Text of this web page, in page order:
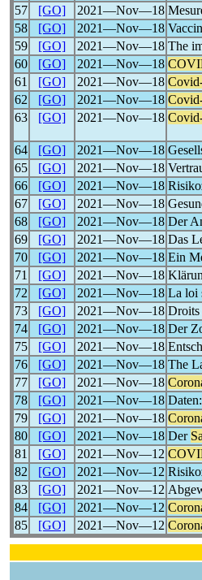
57
[GO] 2021―Nov―18
58
[GO] 2021―Nov―18
59
[GO] 2021―Nov―18 The
60
[GO] 2021―Nov―18
61
[GO] 2021―Nov―18
62
[GO] 2021―Nov―18
63
[GO] 2021―Nov―18
64
[GO] 2021―Nov―18
65
[GO] 2021―Nov―18
66
[GO] 2021―Nov―18
67
[GO] 2021―Nov―18
68
[GO] 2021―Nov―18 Der
69
[GO] 2021―Nov―18 Das
70
[GO] 2021―Nov―18 Ein
71
[GO] 2021―Nov―18
72
[GO] 2021―Nov―18 La loi
73
[GO] 2021―Nov―18 Droits
74
[GO] 2021―Nov―18 Der
75
[GO] 2021―Nov―18
76
[GO] 2021―Nov―18 The
77
[GO] 2021―Nov―18
78
[GO] 2021―Nov―18
79
[GO] 2021―Nov―18
80
[GO] 2021―Nov―18 Der
81
[GO] 2021―Nov―12
82
[GO] 2021―Nov―12
83
[GO] 2021―Nov―12
84
[GO] 2021―Nov―12
85
[GO] 2021―Nov―12